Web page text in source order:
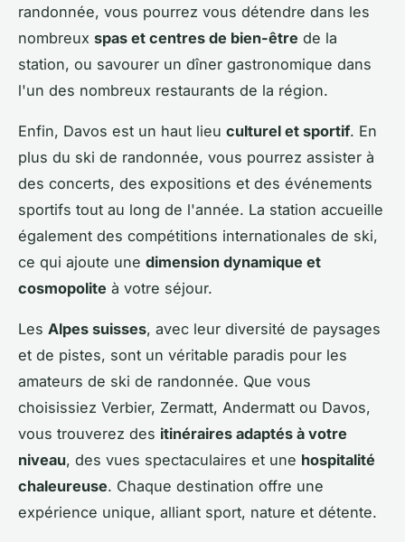
randonnée, vous pourrez vous détendre dans les
nombreux spas et centres de bien-être de la
station, ou savourer un dîner gastronomique dans
l'un des nombreux restaurants de la région.
Enfin, Davos est un haut lieu culturel et sportif. En
plus du ski de randonnée, vous pourrez assister à
des concerts, des expositions et des événements
sportifs tout au long de l'année. La station accueille
également des compétitions internationales de ski,
ce qui ajoute une dimension dynamique et
cosmopolite à votre séjour.
Les Alpes suisses, avec leur diversité de paysages
et de pistes, sont un véritable paradis pour les
amateurs de ski de randonnée. Que vous
choisissiez Verbier, Zermatt, Andermatt ou Davos,
vous trouverez des itinéraires adaptés à votre
niveau, des vues spectaculaires et une hospitalité
chaleureuse. Chaque destination offre une
expérience unique, alliant sport, nature et détente.